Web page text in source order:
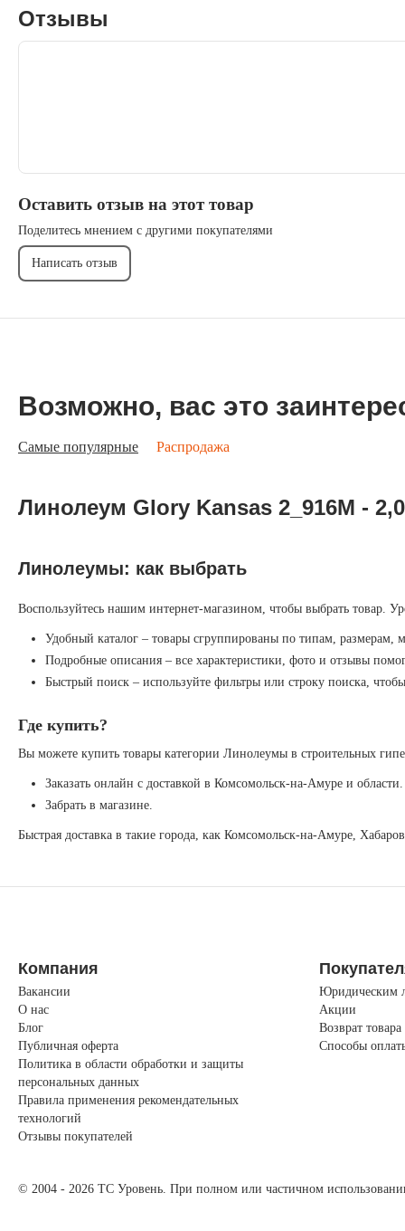
Отзывы
Оставить отзыв на этот товар
Поделитесь мнением с другими покупателями
Написать отзыв
Возможно, вас это
Самые популярные Распродажа
Линолеум Glory Kansas 2_916M -
Линолеумы: как выбрать
Воспользуйтесь нашим интернет-магазином, чтобы выбрать товар.
Удобный каталог – товары сгруппированы по типам, размерам,
Подробные описания – все характеристики, фото и отзывы
Быстрый поиск – используйте фильтры или строку поиска,
Где купить?
Вы можете купить товары категории Линолеумы в строительных
Заказать онлайн с доставкой в Комсомольск-на-Амуре и области.
Забрать в магазине.
Быстрая доставка в такие города, как Комсомольск-на-Амуре,
Компания
Вакансии
О нас
Блог
Публичная оферта
Политика в области обработки и защиты
персональных данных
Правила применения рекомендательных
технологий
Отзывы покупателей
Юридическим
Акции
Возврат товара
Способы
© 2004 - 2026 ТС Уровень. При полном или частичном использовании